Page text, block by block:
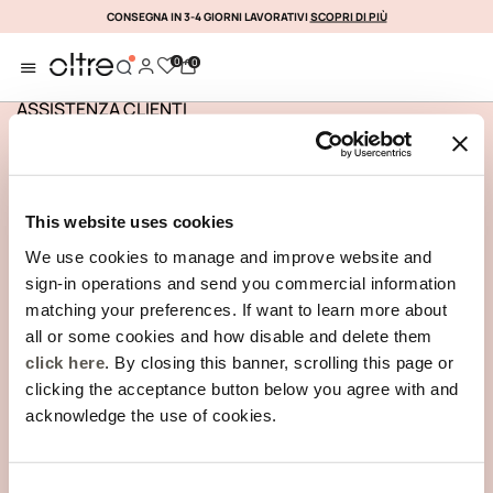
This website uses cookies
We use cookies to manage and improve website and
sign-in operations and send you commercial information
matching your preferences. If want to learn more about
all or some cookies and how disable and delete them
click here . By closing this banner, scrolling this page or
clicking the acceptance button below you agree with and
acknowledge the use of cookies.
ISCRIVITI SUBITO
CONSEGNA IN 3-4 GIORNI LAVORATIVISCOPRI DI PIÙ
0 0
ASSISTENZA CLIENTI
TRACCIA IL TUO ORDINE